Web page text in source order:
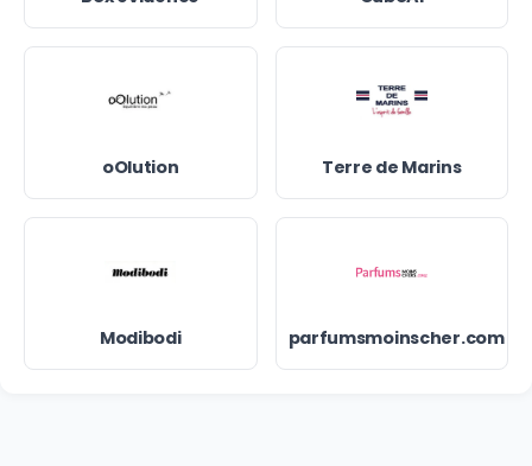
oOlution Terre de Marins
Modibodi parfumsmoinscher.com